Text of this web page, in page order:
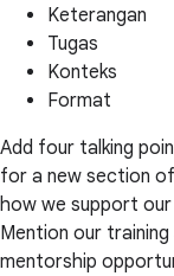
Keterangan
Tugas
Konteks
Format
Add four talking
for a new section
how we support
Mention our
mentorship